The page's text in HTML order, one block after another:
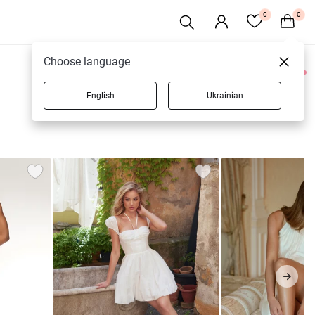
0 0
0 товарів
Choose language
English Ukrainian